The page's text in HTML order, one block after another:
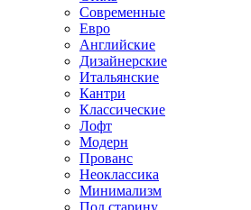
Современные
Евро
Английские
Дизайнерские
Итальянские
Кантри
Классические
Лофт
Модерн
Прованс
Неоклассика
Минимализм
Под старину